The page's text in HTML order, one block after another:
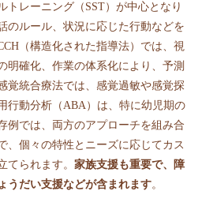
トレーニング（SST）が中心となり
のルール、状況に応じた行動などを
（構造化された指導法）では、視
明確化、作業の体系化により、予測
覚統合療法では、感覚過敏や感覚探
行動分析（ABA）は、特に幼児期の
例では、両方のアプローチを組み合
、個々の特性とニーズに応じてカス
てられます。 家族支援も重要で、障
うだい支援などが含まれます。